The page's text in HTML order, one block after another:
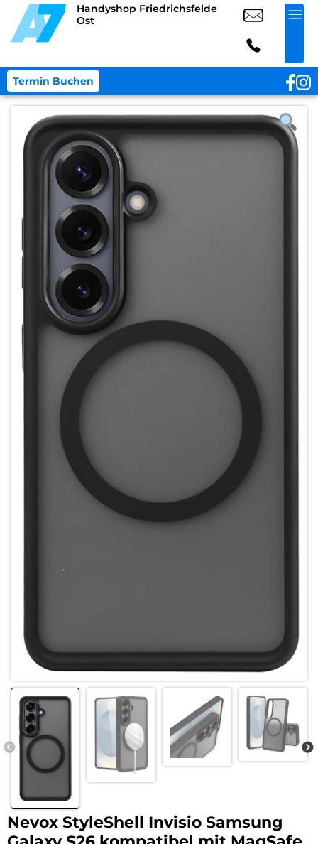
Handyshop Friedrichsfelde
Ost
Termin Buchen
Nevox StyleShell Invisio Samsung